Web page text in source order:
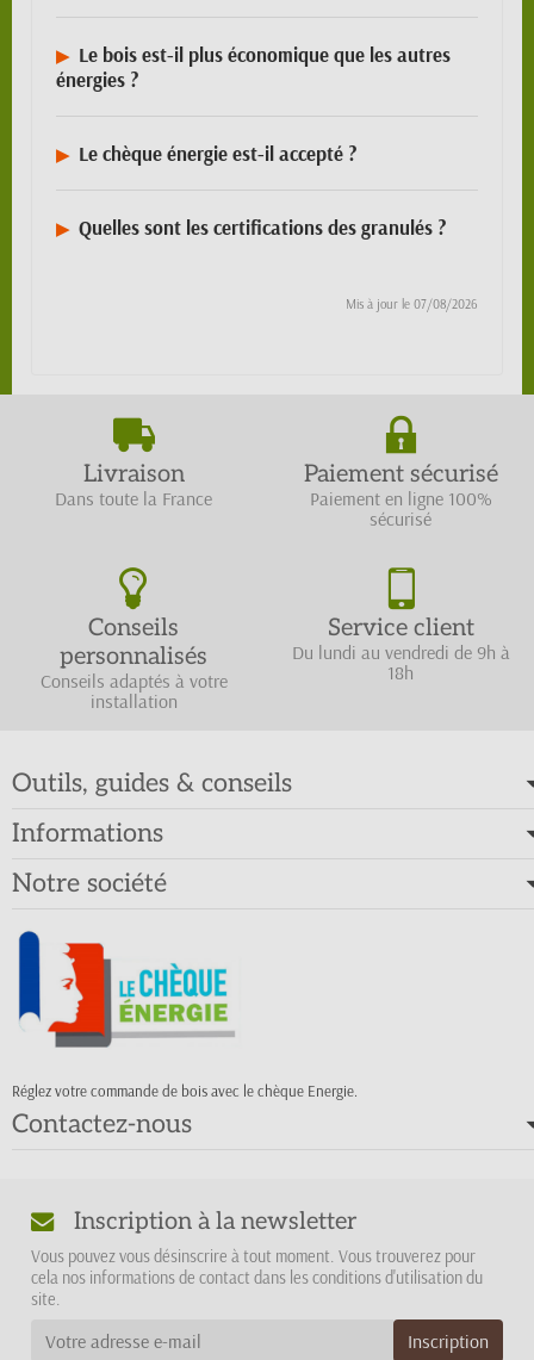
Le bois est-il plus économique que les autres
énergies ?
Le chèque énergie est-il accepté ?
Quelles sont les certifications des granulés ?
Mis à jour le 07/08/2026
Livraison
Dans toute la France
Paiement sécurisé
Paiement en ligne 100%
sécurisé
Conseils
personnalisés
Conseils adaptés à votre
installation
Service client
Du lundi au vendredi de 9h à
18h
Outils, guides & conseils
Informations
Notre société
Réglez votre commande de bois avec le chèque Energie.
Contactez-nous
Inscription à la newsletter
Vous pouvez vous désinscrire à tout moment. Vous trouverez pour
cela nos informations de contact dans les conditions d'utilisation du
site.